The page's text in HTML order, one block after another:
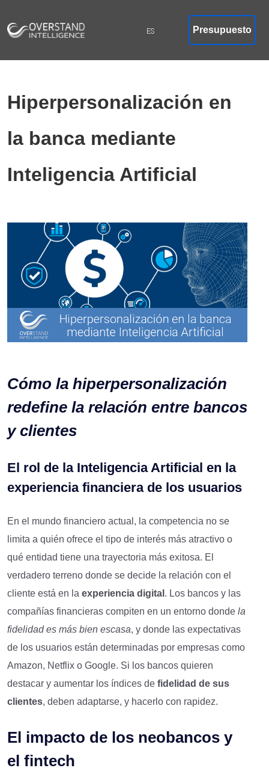
Presupuesto
Hiperpersonalización en
la banca mediante
Inteligencia Artificial
Cómo la hiperpersonalización
redefine la relación entre bancos
y clientes
El rol de la Inteligencia Artificial en la
experiencia financiera de los usuarios
En el mundo financiero actual, la competencia no se
limita a quién ofrece el tipo de interés más atractivo o
qué entidad tiene una trayectoria más exitosa. El
verdadero terreno donde se decide la relación con el
cliente está en la experiencia digital . Los bancos y las
compañías financieras compiten en un entorno donde la
fidelidad es más bien escasa, y donde las expectativas
de los usuarios están determinadas por empresas como
Amazon, Netflix o Google. Si los bancos quieren
destacar y aumentar los índices de fidelidad de sus
clientes, deben adaptarse, y hacerlo con rapidez.
El impacto de los neobancos y
el fintech